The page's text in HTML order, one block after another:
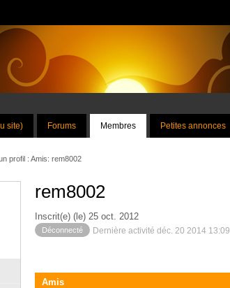
site) Forums Membres Petites annonces
profil : Amis: rem8002
rem8002
Inscrit(e) (le) 25 oct. 2012
Déconnecté Dernière activité déc. 20 2014 13:09
Amis